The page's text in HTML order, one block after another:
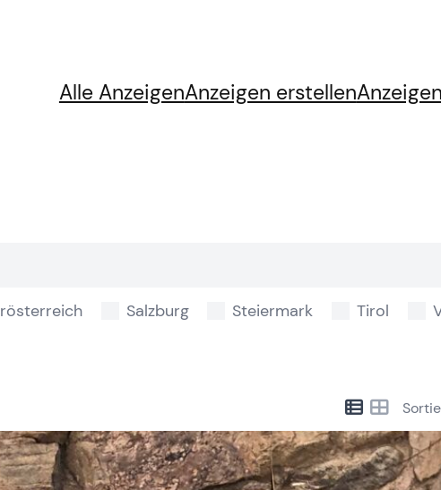
Alle AnzeigenAnzeigen erstellen
Salzburg Steiermark Tirol